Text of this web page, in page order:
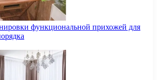
функциональной прихожей для